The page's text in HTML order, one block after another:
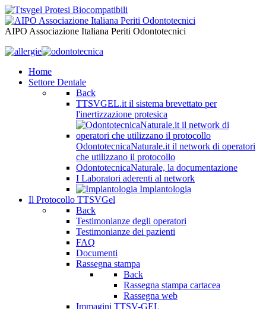
AIPO Associazione Italiana Periti Odontotecnici
Home
Settore Dentale
Back
TTSVGEL.it il sistema brevettato per
l'inertizzazione protesica
OdontotecnicaNaturale.it il network di operatori
che utilizzano il protocollo
OdontotecnicaNaturale, la documentazione
I Laboratori aderenti al network
Implantologia
Il Protocollo TTSVGel
Back
Testimonianze degli operatori
Testimonianze dei pazienti
FAQ
Documenti
Rassegna stampa
Back
Rassegna stampa cartacea
Rassegna web
Immagini TTSV-GEL